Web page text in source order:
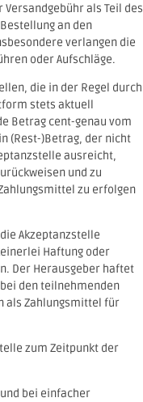
als Teil des
an den
verlangen die
oder Aufschläge.
die in der Regel durch
stets aktuell
Betrag cent-genau vom
(Rest-)Betrag, der nicht
ausreicht,
und zu
zu erfolgen
Akzeptanzstelle
Haftung oder
Der Herausgeber haftet
den teilnehmenden
als Zahlungsmittel für
zum Zeitpunkt der
bei einfacher